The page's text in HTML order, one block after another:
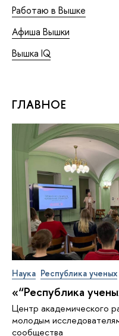
Работаю в Вышке
Афиша Вышки
Вышка IQ
ГЛАВНОЕ
Наука Республика ученых
«“Республика
Центр академического
молодым
сообщества